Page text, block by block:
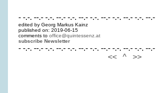
- -.-. --.- -.-. --.- -.-. --.- -.-. --.- -.-. --.- -.-. --.-
edited by Georg Markus Kainz
published on: 2019-06-15
comments to office@quintessenz.at
subscribe Newsletter
- -.-. --.- -.-. --.- -.-. --.- -.-. --.- -.-. --.- -.-. --.-
<<
^ >>